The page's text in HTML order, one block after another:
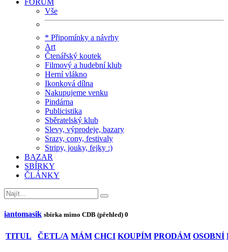
FORUM
Vše
* Připomínky a návrhy
Art
Čtenářský koutek
Filmový a hudební klub
Herní vlákno
Ikonková dílna
Nakupujeme venku
Pindárna
Publicistika
Sběratelský klub
Slevy, výprodeje, bazary
Srazy, cony, festivaly
Stripy, jouky, fejky :)
BAZAR
SBÍRKY
ČLÁNKY
iantomasik sbírka mimo CDB (přehled) 0
TITUL ČETL/A MÁM CHCI KOUPÍM PRODÁM OSOBNÍ